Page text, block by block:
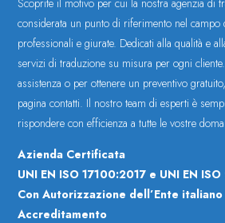
considerata un punto di riferimento nel campo
professionali e giurate. Dedicati alla qualità e
servizi di traduzione su misura per ogni
assistenza o per ottenere un preventivo
pagina contatti. Il nostro team di esperti è
rispondere con efficienza a tutte le vostre
Azienda Certificata
UNI EN ISO 17100:2017 e UNI EN
Con Autorizzazione dell’Ente
Accreditamento